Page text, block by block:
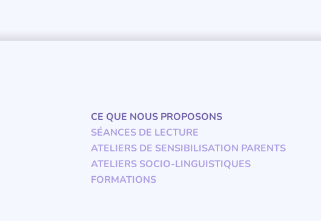
CE QUE NOUS PROPOSONS
SÉANCES DE LECTURE
ATELIERS DE SENSIBILISATION PARENTS
ATELIERS SOCIO-LINGUISTIQUES
FORMATIONS